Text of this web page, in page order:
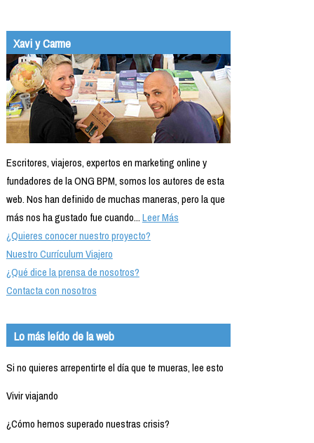
Xavi y Carme
Escritores, viajeros, expertos en marketing online y
fundadores de la ONG BPM, somos los autores de esta
web. Nos han definido de muchas maneras, pero la que
más nos ha gustado fue cuando...Leer Más
¿Quieres conocer nuestro proyecto?
Nuestro Currículum Viajero
¿Qué dice la prensa de nosotros?
Contacta con nosotros
Lo más leído de la web
Si no quieres arrepentirte el día que te mueras, lee esto
Vivir viajando
¿Cómo hemos superado nuestras crisis?